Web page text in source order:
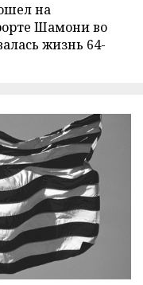
на
Шамони во
жизнь 64-